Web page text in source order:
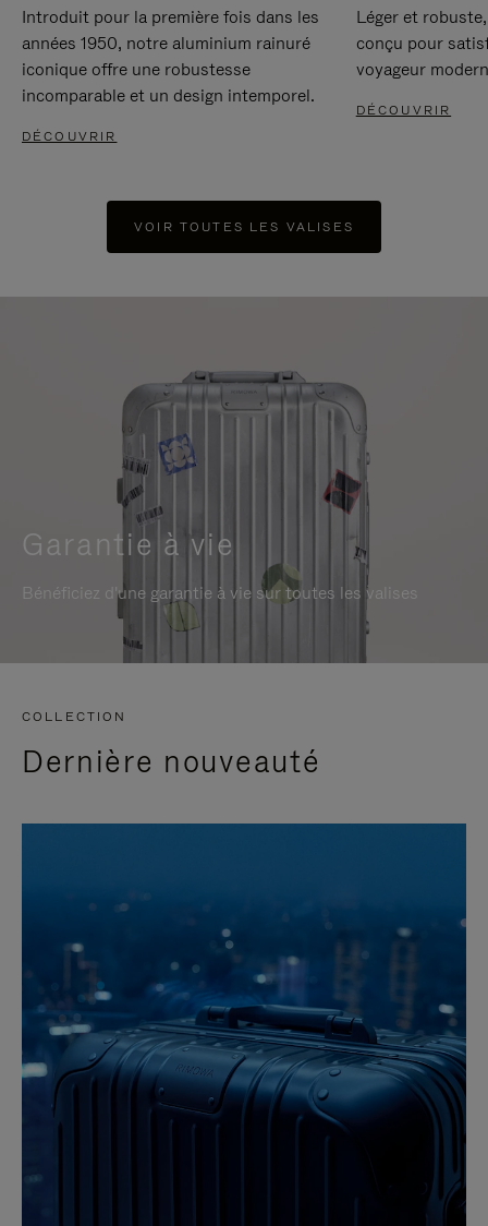
Introduit pour la première fois dans les
années 1950, notre aluminium rainuré
iconique offre une robustesse
incomparable et un design intemporel.
DÉCOUVRIR
Léger et
conçu pour
voyageur
DÉCOUVRIR
VOIR TOUTES LES VALISES
Garantie à vie
Bénéficiez d'une garantie à vie sur toutes les valises
COLLECTION
Dernière nouveauté